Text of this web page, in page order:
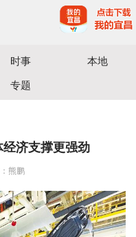
时事
本地
专题
济支撑更强劲
熊鹏